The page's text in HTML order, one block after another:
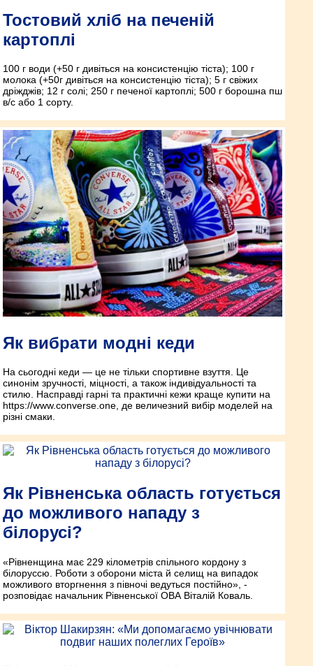
Тостовий хліб на печеній
картоплі
100 г води (+50 г дивіться на консистенцію тіста); 100 г
молока (+50г дивіться на консистенцію тіста); 5 г свіжих
дріжджів; 12 г солі; 250 г печеної картоплі; 500 г борошна пш
в/с або 1 сорту.
Як вибрати модні кеди
На сьогодні кеди — це не тільки спортивне взуття. Це
синонім зручності, міцності, а також індивідуальності та
стилю. Насправді гарні та практичні кежи краще купити на
https://www.converse.one, де величезний вибір моделей на
різні смаки.
Як Рівненська область готується
до можливого нападу з
білорусі?
«Рівненщина має 229 кілометрів спільного кордону з
білоруссю. Роботи з оборони міста й селищ на випадок
можливого вторгнення з півночі ведуться постійно», -
розповідає начальник Рівненської ОВА Віталій Коваль.